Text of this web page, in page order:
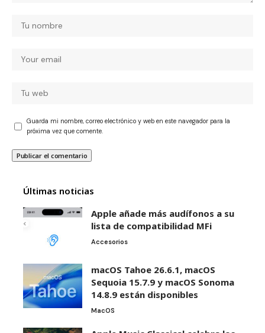
Guarda mi nombre, correo electrónico y web en este navegador para la
próxima vez que comente.
Últimas noticias
Apple añade más audífonos a su
lista de compatibilidad MFi
Accesorios
macOS Tahoe 26.6.1, macOS
Sequoia 15.7.9 y macOS Sonoma
14.8.9 están disponibles
MacOS